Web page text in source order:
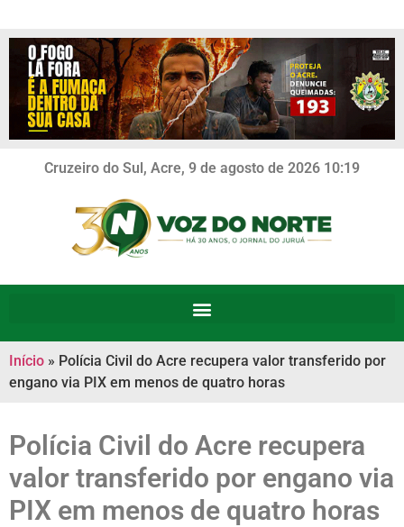
Cruzeiro do Sul, Acre, 9 de agosto de 2026 10:19
Início » Polícia Civil do Acre recupera valor transferido por
engano via PIX em menos de quatro horas
Polícia Civil do Acre recupera
valor transferido por engano via
PIX em menos de quatro horas